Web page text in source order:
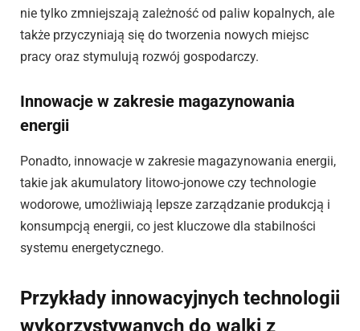
nie tylko zmniejszają zależność od paliw kopalnych, ale
także przyczyniają się do tworzenia nowych miejsc
pracy oraz stymulują rozwój gospodarczy.
Innowacje w zakresie magazynowania
energii
Ponadto, innowacje w zakresie magazynowania energii,
takie jak akumulatory litowo-jonowe czy technologie
wodorowe, umożliwiają lepsze zarządzanie produkcją i
konsumpcją energii, co jest kluczowe dla stabilności
systemu energetycznego.
Przykłady innowacyjnych technologii
wykorzystywanych do walki z